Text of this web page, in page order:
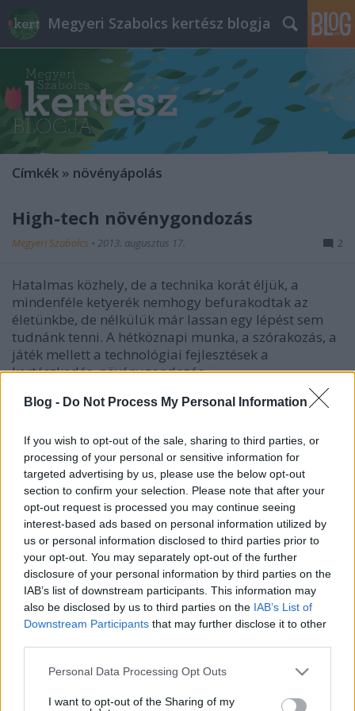
Blog - Do Not Process My Personal Information
If you wish to opt-out of the sale, sharing to third parties, or
processing of your personal or sensitive information for
targeted advertising by us, please use the below opt-out
section to confirm your selection. Please note that after your
opt-out request is processed you may continue seeing
interest-based ads based on personal information utilized by
us or personal information disclosed to third parties prior to
your opt-out. You may separately opt-out of the further
disclosure of your personal information by third parties on the
IAB’s list of downstream participants. This information may
also be disclosed by us to third parties on the IAB’s List of
Downstream Participants that may further disclose it to other
Please note that this website/app uses one or more Google
not limited to your visit or usage behaviour. You may click to
Personal Data Processing Opt Outs
I want to opt-out of the Sharing of my
Megyeri Szabolcs kertész blogja
Címkék » növényápolás
High-tech növénygondozás
Megyeri Szabolcs • 2013. augusztus 17. 2
Hatalmas közhely, de a technika korát éljük, a
mindenféle ketyerék nemhogy befurakodtak az
életünkbe, de nélkülük már lassan egy lépést sem
tudnánk tenni. A hétköznapi munka, a szórakozás, a
játék mellett a technológiai fejlesztések a
kertészkedés, növénygondozás…
Orchidea-láz
Bejegyzés alcíme...
Megyeri Szabolcs •2012. szeptember 28.
Az orchideatartás manapság kicsit előtérbe került a
többi szobanövény kárára, de akár azt is
mondhatom, hogy előnyére, mivel olyan területeket
is jól hasznosíthatunk vele, ahol más növény csak
sínylődne, többek közt a fürdőszoba párás ablakait
is kihasználhatjuk ezekkel a…
Légkondícionáló növények
Az elmúlt napokban sem volt éppen langyos az idő,